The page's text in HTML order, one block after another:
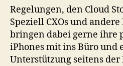
Regelungen, den Cloud
Speziell CXOs und
bringen dabei gerne ihre
iPhones mit ins Büro und
Unterstützung seitens